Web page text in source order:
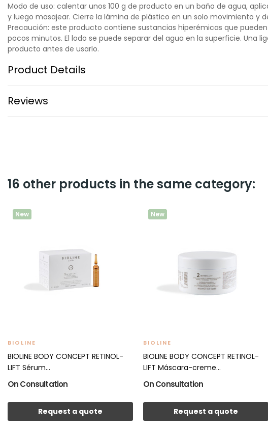
Modo de uso: calentar unos 100 g de producto en un baño de agua,
y luego masajear. Cierre la lámina de plástico en un solo movimiento y
Precaución: este producto contiene sustancias hiperémicas que
pocos minutos. El lodo se puede separar del agua en la superficie. Una
producto antes de usarlo.
Product Details
Reviews
16 other products in the same category:
New
BIOLINE
BIOLINE BODY CONCEPT RETINOL-
LIFT Sérum...
On Consultation
Request a quote
New
BIOLINE
BIOLINE BODY CONCEPT RETINOL-
LIFT Máscara-creme...
On Consultation
Request a quote